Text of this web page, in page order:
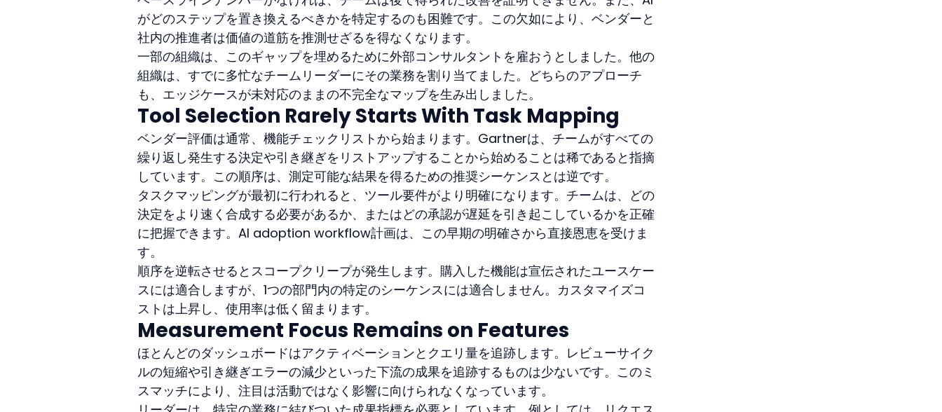
がどのステップを置き換えるべきかを特定するのも困難です。この欠如により、ベンダーと
社内の推進者は価値の道筋を推測せざるを得なくなります。
一部の組織は、このギャップを埋めるために外部コンサルタントを雇おうとしました。他の
組織は、すでに多忙なチームリーダーにその業務を割り当てました。どちらのアプローチ
も、エッジケースが未対応のままの不完全なマップを生み出しました。
Tool Selection Rarely Starts With Task Mapping
ベンダー評価は通常、機能チェックリストから始まります。Gartnerは、チームがすべての
繰り返し発生する決定や引き継ぎをリストアップすることから始めることは稀であると指摘
しています。この順序は、測定可能な結果を得るための推奨シーケンスとは逆です。
タスクマッピングが最初に行われると、ツール要件がより明確になります。チームは、どの
決定をより速く合成する必要があるか、またはどの承認が遅延を引き起こしているかを正確
に把握できます。AI adoption workflow計画は、この早期の明確さから直接恩恵を受けま
す。
順序を逆転させるとスコープクリープが発生します。購入した機能は宣伝されたユースケー
スには適合しますが、1つの部門内の特定のシーケンスには適合しません。カスタマイズコ
ストは上昇し、使用率は低く留まります。
Measurement Focus Remains on Features
ほとんどのダッシュボードはアクティベーションとクエリ量を追跡します。レビューサイク
ルの短縮や引き継ぎエラーの減少といった下流の成果を追跡するものは少ないです。このミ
スマッチにより、注目は活動ではなく影響に向けられなくなっています。